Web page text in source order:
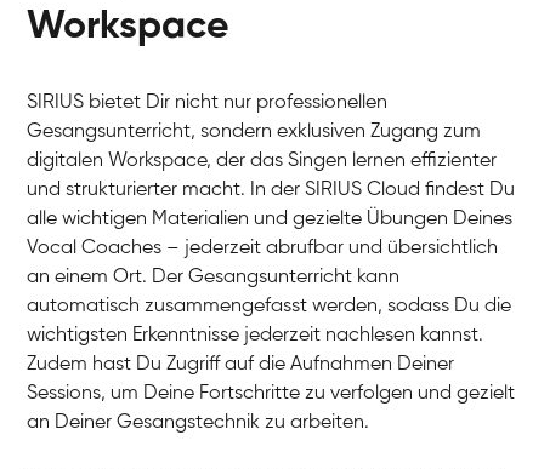
Workspace
SIRIUS bietet Dir nicht nur professionellen
Gesangsunterricht, sondern exklusiven Zugang zum
digitalen Workspace, der das Singen lernen effizienter
und strukturierter macht. In der SIRIUS Cloud findest Du
alle wichtigen Materialien und gezielte Übungen Deines
Vocal Coaches – jederzeit abrufbar und übersichtlich
an einem Ort. Der Gesangsunterricht kann
automatisch zusammengefasst werden, sodass Du die
wichtigsten Erkenntnisse jederzeit nachlesen kannst.
Zudem hast Du Zugriff auf die Aufnahmen Deiner
Sessions, um Deine Fortschritte zu verfolgen und gezielt
an Deiner Gesangstechnik zu arbeiten.